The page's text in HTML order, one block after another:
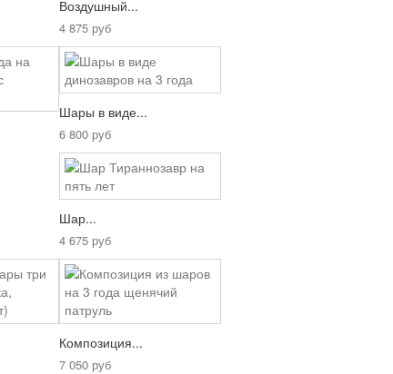
Воздушный...
4 875 руб
Шары в виде...
6 800 руб
Шар...
4 675 руб
Композиция...
7 050 руб